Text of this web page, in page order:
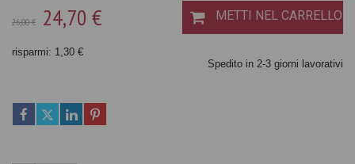
26,00 € 24,70 € METTI NEL CARRELLO
risparmi: 1,30 €
Spedito in 2-3 giorni lavorativi